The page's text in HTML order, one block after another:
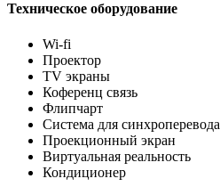
Техническое оборудование
Wi-fi
Проектор
TV экраны
Коференц связь
Флипчарт
Система для синхроперевода
Проекционный экран
Виртуальная реальность
Кондиционер